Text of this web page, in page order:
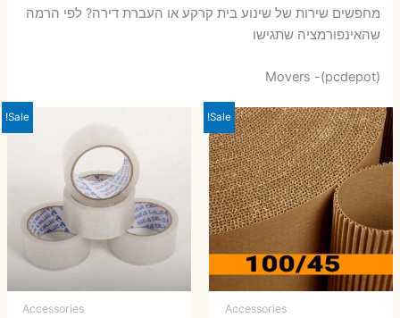
מחפשים שירות של שינוע בית קרקע או העברת דירה? לפי הרמה
שהאינפורמציה שתגישו
Movers -(pcdepot)
Sale!
Accessories
Sale!
Accessories